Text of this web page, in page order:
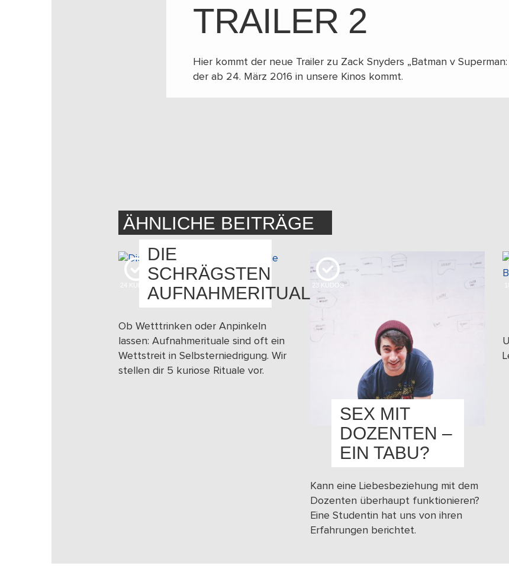
TRAILER 2
Hier kommt der neue Trailer zu Zack Snyders „Batman v
der ab 24. März 2016 in unsere Kinos kommt.
ÄHNLICHE BEITRÄGE
DIE
SCHRÄGSTEN
AUFNAHMERITUALE
Ob Wetttrinken oder Anpinkeln
lassen: Aufnahmerituale sind oft ein
Wettstreit in Selbsterniedrigung. Wir
stellen dir 5 kuriose Rituale vor.
23 KUDOS
SEX MIT
DOZENTEN –
EIN TABU?
Kann eine Liebesbeziehung mit dem
Dozenten überhaupt funktionieren?
Eine Studentin hat uns von ihren
Erfahrungen berichtet.